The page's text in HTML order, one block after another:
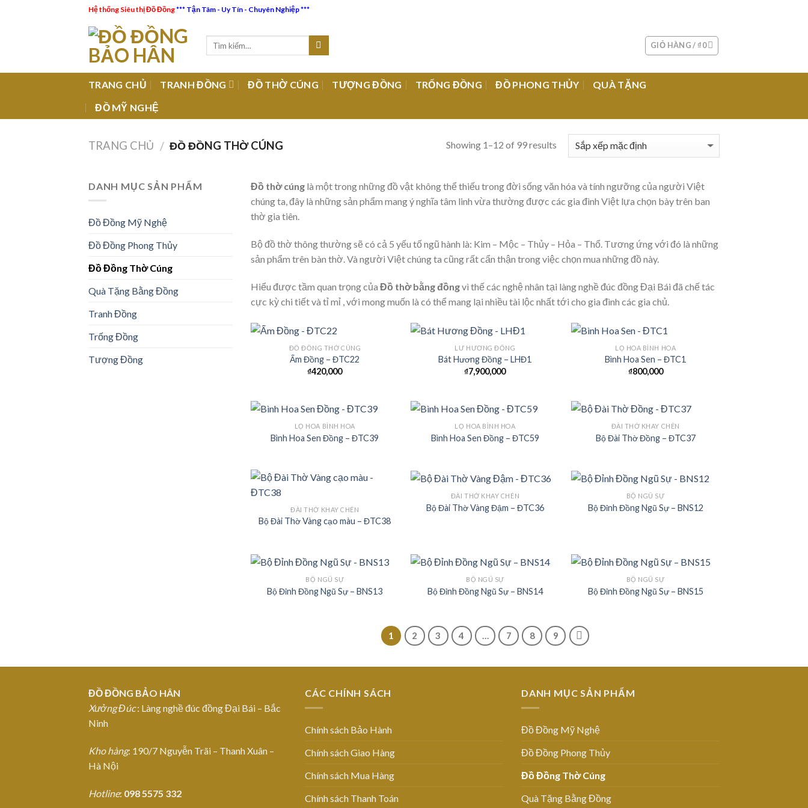
Hệ thống Siêu thị Đồ Đồng*** Tận Tâm - Uy Tín - Chuyên Nghiệp ***
GIỎ HÀNG / ₫0
TRANG CHỦ TRANH ĐỒNG ĐỒ THỜ CÚNG TƯỢNG ĐỒNG TRỐNG ĐỒNG ĐỒ PHONG THỦY QUÀ TẶNG
ĐỒ MỸ NGHỆ
TRANG CHỦ / ĐỒ ĐỒNG THỜ CÚNG Showing 1–12 of 99 results
DANH MỤC SẢN PHẨM
Đồ Đồng Mỹ Nghệ
Đồ Đồng Phong Thủy
Đồ Đồng Thờ Cúng
Quà Tặng Bằng Đồng
Tranh Đồng
Trống Đồng
Tượng Đồng
Đồ thờ cúng là một trong những đồ vật không thể thiếu trong đời sống văn hóa và tính ngưỡng của người Việt
chúng ta, đây là những sản phẩm mang ý nghĩa tâm linh vừa thường được các gia đình Việt lựa chọn bày trên ban
thờ gia tiên.
Bộ đồ thờ thông thường sẽ có cả 5 yếu tố ngũ hành là: Kim – Mộc – Thủy – Hỏa – Thổ. Tương ứng với đó là những
sản phẩm trên bàn thờ. Và người Việt chúng ta cũng rất cẩn thận trong việc chọn mua những đồ này.
Hiểu được tầm quan trọng của Đồ thờ bằng đồngvì thế các nghệ nhân tại làng nghề đúc đồng Đại Bái đã chế tác
cực kỳ chi tiết và tỉ mỉ , với mong muốn là có thể mang lại nhiều tài lộc nhất tới cho gia đình các gia chủ.
ĐỒ ĐỒNG THỜ CÚNG
Ấm Đồng – ĐTC22
₫420,000
LƯ HƯƠNG ĐỒNG
Bát Hương Đồng – LHĐ1
₫7,900,000
LỌ HOA BÌNH HOA
Bình Hoa Sen – ĐTC1
₫800,000
LỌ HOA BÌNH HOA
Bình Hoa Sen Đồng – ĐTC39
LỌ HOA BÌNH HOA
Bình Hoa Sen Đồng – ĐTC59
ĐÀI THỜ KHAY CHÉN
Bộ Đài Thờ Đồng – ĐTC37
Add to
ĐÀI THỜ KHAY CHÉN
Bộ Đài Thờ Vàng cạo màu – ĐTC38
ĐÀI THỜ KHAY CHÉN
Bộ Đài Thờ Vàng Đậm – ĐTC36
BỘ NGŨ SỰ
Bộ Đỉnh Đồng Ngũ Sự – BNS12
BỘ NGŨ SỰ
Bộ Đỉnh Đồng Ngũ Sự – BNS13
BỘ NGŨ SỰ
Bộ Đỉnh Đồng Ngũ Sự – BNS14
BỘ NGŨ SỰ
Bộ Đỉnh Đồng Ngũ Sự – BNS15
1 2 3 4 … 7 8 9
ĐỒ ĐỒNG BẢO HÂN
Xưởng Đúc: Làng nghề đúc đồng Đại Bái – Bắc
Ninh
Kho hàng: 190/7 Nguyễn Trãi – Thanh Xuân –
Hà Nội
Hotline: 098 5575 332
CÁC CHÍNH SÁCH
Chính sách Bảo Hành
Chính sách Giao Hàng
Chính sách Mua Hàng
Chính sách Thanh Toán
DANH MỤC SẢN PHẨM
Đồ Đồng Mỹ Nghệ
Đồ Đồng Phong Thủy
Đồ Đồng Thờ Cúng
Quà Tặng Bằng Đồng